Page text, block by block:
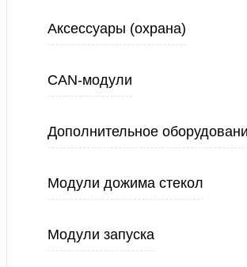
Аксессуары (охрана)
CAN-модули
Дополнительное
Модули дожима стекол
Модули запуска